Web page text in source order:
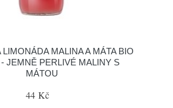
MALINA A MÁTA BIO
JEMNĚ PERLIVÉ MALINY S
MÁTOU
44 Kč